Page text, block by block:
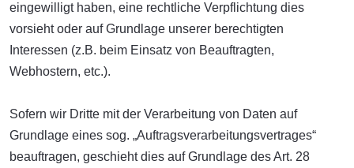
eingewilligt haben, eine rechtliche Verpflichtung dies
vorsieht oder auf Grundlage unserer berechtigten
Interessen (z.B. beim Einsatz von Beauftragten,
Webhostern, etc.).
Sofern wir Dritte mit der Verarbeitung von Daten auf
Grundlage eines sog. „Auftragsverarbeitungsvertrages“
beauftragen, geschieht dies auf Grundlage des Art. 28